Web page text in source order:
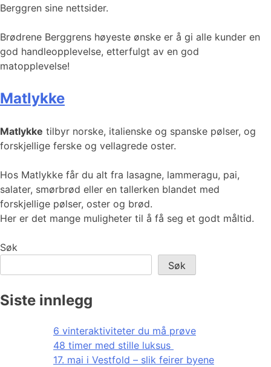
Berggren sine nettsider.
Brødrene Berggrens høyeste ønske er å gi alle kunder en
god handleopplevelse, etterfulgt av en god
matopplevelse!
Matlykke
Matlykke tilbyr norske, italienske og spanske pølser, og
forskjellige ferske og vellagrede oster.
Hos Matlykke får du alt fra lasagne, lammeragu, pai,
salater, smørbrød eller en tallerken blandet med
forskjellige pølser, oster og brød.
Her er det mange muligheter til å få seg et godt måltid.
Søk
Søk
Siste innlegg
6 vinteraktiviteter du må prøve
48 timer med stille luksus
17. mai i Vestfold – slik feirer byene